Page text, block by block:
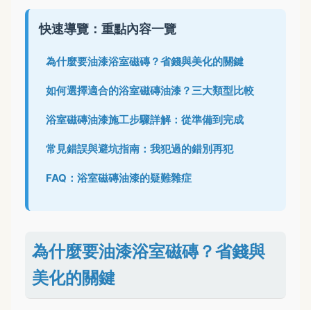
快速導覽：重點內容一覽
為什麼要油漆浴室磁磚？省錢與美化的關鍵
如何選擇適合的浴室磁磚油漆？三大類型比較
浴室磁磚油漆施工步驟詳解：從準備到完成
常見錯誤與避坑指南：我犯過的錯別再犯
FAQ：浴室磁磚油漆的疑難雜症
為什麼要油漆浴室磁磚？省錢與
美化的關鍵